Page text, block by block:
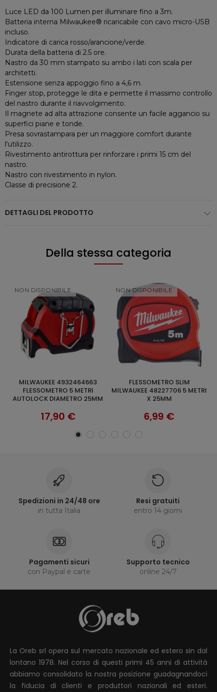
Luce LED da 100 Lumen per illuminare fino a 3m.
Batteria interna Milwaukee® ricaricabile con cavo micro-USB
incluso.
Indicatore di carica rosso/arancione/verde.
Durata della batteria di 2.5 ore.
Nastro da 30 mm stampato su ambo i lati con scala per
architetti.
Estensione senza appoggio fino a 4,6 m.
Finger stop, protegge le dita e permette il massimo controllo
del nastro durante il riavvolgimento.
Il magnete ad alta attrazione consente un facile aggancio su
superfici piane e tonde.
Presa sovrastampara per un maggiore comfort durante
l'utilizzo.
Rivestimento antirottura per rinforzare i primi 15 cm del
nastro.
Nastro con rivestimento in nylon.
Classe di precisione 2.
DETTAGLI DEL PRODOTTO
Della stessa categoria
NON DISPONIBILE
SCOPRI
FLESSOMETRO SLIM
MILWAUKEE 48227706 5 METRI
X 25MM
6,99 €
AGGIUNGI AL CARRELLO
PREMIUM MILWAUKEE
4932464599
23,04 €
Spedizioni in 24/48 ore
in tutta Italia
Resi gratuiti
entro 14 giorni
Pagamenti sicuri
con Paypal e carte
Supporto tecnico
online 24/7
La Oreb srl opera sul mercato nazionale ed estero sin dal
lontano 1978. Nel corso di questi primi 45 anni di attività
abbiamo consolidato la nostra posizione guadagnandoci
la fiducia di clienti e produttori nazionali ed esteri.